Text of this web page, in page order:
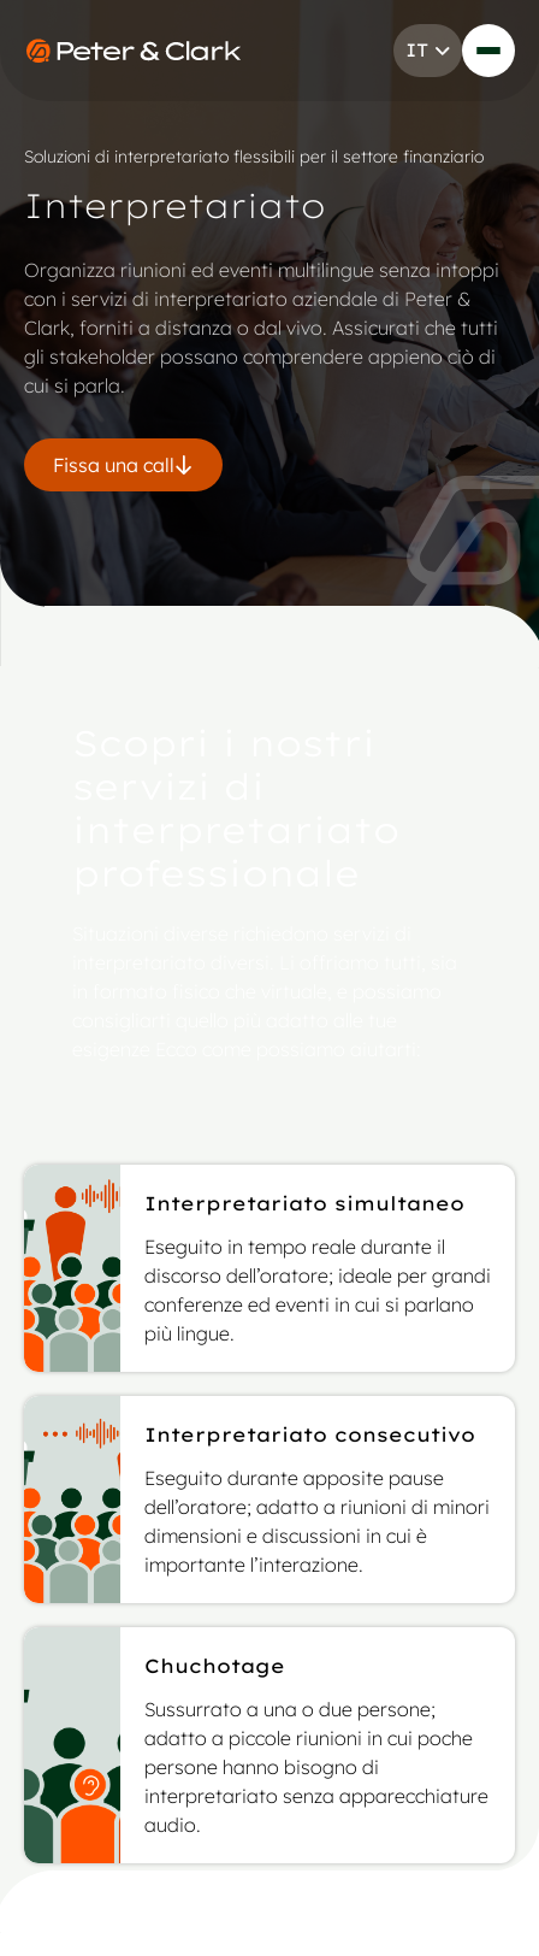
IT
Soluzioni di interpretariato flessibili per il settore finanziario
Interpretariato
Organizza riunioni ed eventi multilingue senza intoppi
con i servizi di interpretariato aziendale di Peter &
Clark, forniti a distanza o dal vivo. Assicurati che tutti
gli stakeholder possano comprendere appieno ciò di
cui si parla.
Fissa una call
Interpretariato simultaneo
Eseguito in tempo reale durante il
discorso dell’oratore; ideale per grandi
conferenze ed eventi in cui si parlano
più lingue.
Interpretariato consecutivo
Eseguito durante apposite pause
dell’oratore; adatto a riunioni di minori
dimensioni e discussioni in cui è
importante l’interazione.
Chuchotage
Sussurrato a una o due persone;
adatto a piccole riunioni in cui poche
persone hanno bisogno di
interpretariato senza apparecchiature
audio.